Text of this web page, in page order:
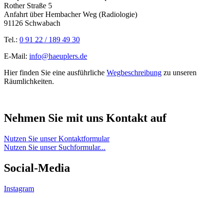
Rother Straße 5
Anfahrt über Hembacher Weg (Radiologie)
91126 Schwabach
Tel.: 0 91 22 / 189 49 30
E-Mail: info@haeuplers.de
Hier finden Sie eine ausführliche Wegbeschreibung zu unseren
Räumlichkeiten.
Nehmen Sie mit uns Kontakt auf
Nutzen Sie unser Kontaktformular
Nutzen Sie unser Suchformular...
Social-Media
Instagram